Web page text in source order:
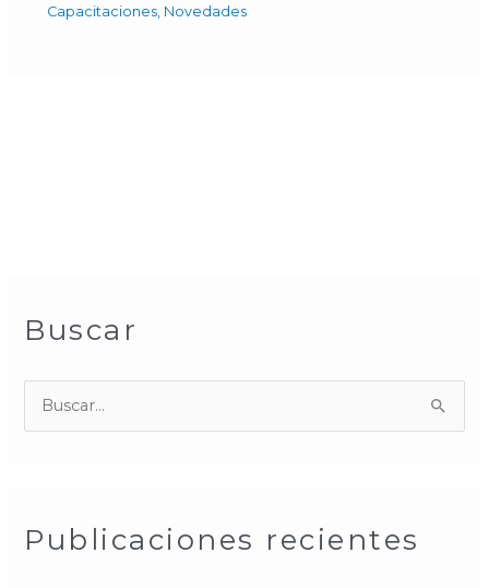
Capacitaciones, Novedades
Buscar
a
Publicaciones recientes